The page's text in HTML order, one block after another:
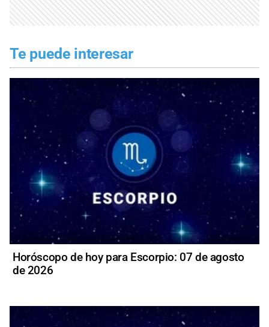
Te puede interesar
Horóscopo de hoy para Escorpio: 07 de agosto
de 2026